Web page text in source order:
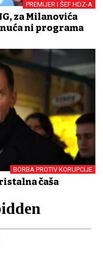
PREMIJER I ŠEF HDZ-A
za Milanovića
ni programa
BORBA PROTIV KORUPCIJE
čaša